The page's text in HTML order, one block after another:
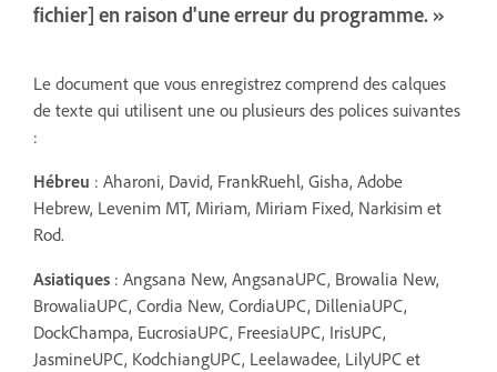
fichier] en raison d'une erreur du programme. »
Le document que vous enregistrez comprend des calques
de texte qui utilisent une ou plusieurs des polices suivantes
:
Hébreu : Aharoni, David, FrankRuehl, Gisha, Adobe
Hebrew, Levenim MT, Miriam, Miriam Fixed, Narkisim et
Rod.
Asiatiques : Angsana New, AngsanaUPC, Browalia New,
BrowaliaUPC, Cordia New, CordiaUPC, DilleniaUPC,
DockChampa, EucrosiaUPC, FreesiaUPC, IrisUPC,
JasmineUPC, KodchiangUPC, Leelawadee, LilyUPC et